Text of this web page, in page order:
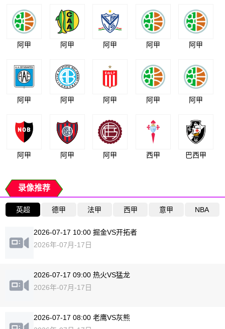
阿甲 阿甲 阿甲 阿甲 阿甲
阿甲 阿甲 阿甲 阿甲 阿甲
阿甲 阿甲 阿甲 西甲 巴西甲
录像推荐
英超 德甲 法甲 西甲 意甲 NBA
2026-07-17 10:00 掘金VS开拓者
2026年-07月-17日
2026-07-17 09:00 热火VS猛龙
2026年-07月-17日
2026-07-17 08:00 老鹰VS灰熊